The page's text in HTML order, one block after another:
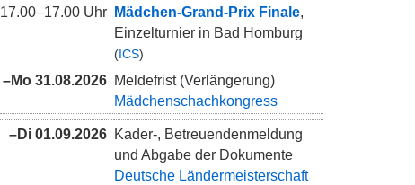
17.00–17.00 Uhr Mädchen-Grand-Prix Finale,
Einzelturnier in Bad Homburg
(ICS)
–Mo 31.08.2026 Meldefrist (Verlängerung)
Mädchenschachkongress
–Di 01.09.2026 Kader-, Betreuendenmeldung
und Abgabe der Dokumente
Deutsche Ländermeisterschaft